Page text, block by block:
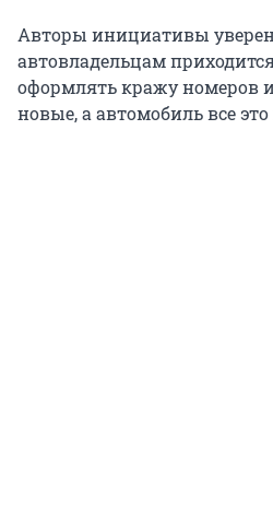
Авторы инициативы
автовладельцам
оформлять кражу номеров
новые, а автомобиль все